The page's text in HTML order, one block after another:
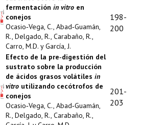
fermentación in vitro en
conejos
Ocasio‑Vega, C., Abad‑Guamán,
R., Delgado, R., Carabaño, R.,
Carro, M.D. y García, J.
198-
200
Efecto de la pre‑digestión del
sustrato sobre la producción
de ácidos grasos volátiles in
vitro utilizando cecótrofos de
conejos
Ocasio‑Vega, C., Abad‑Guamán,
R., Delgado, R., Carabaño, R.,
201-
203